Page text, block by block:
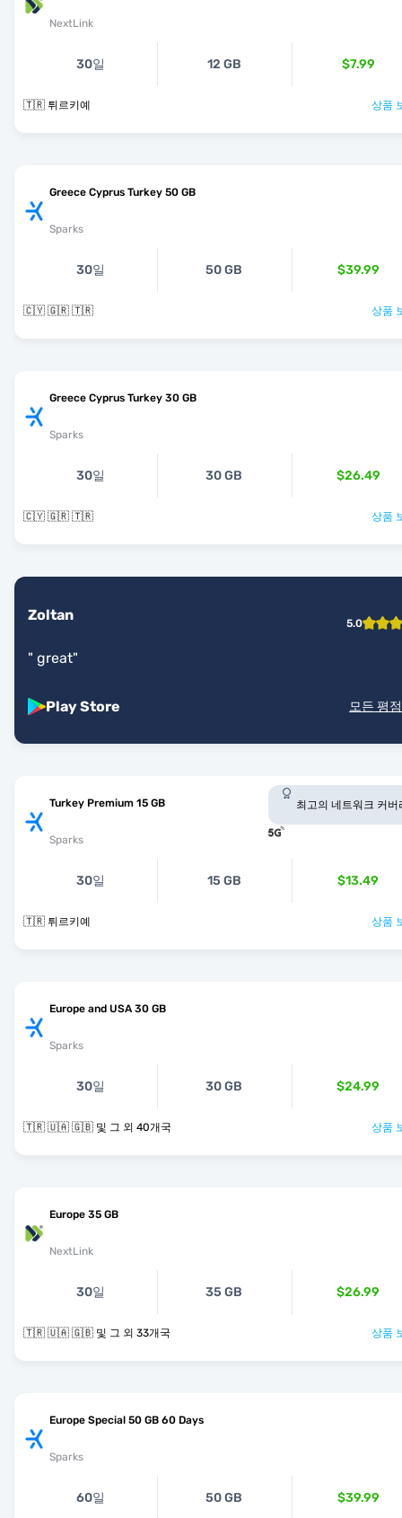
NextLink
30일 12 GB $7.99
🇹🇷 튀르키예 상품
Greece Cyprus Turkey 50 GB
Sparks
30일 50 GB $39.99
🇨🇾 🇬🇷 🇹🇷 상품
Greece Cyprus Turkey 30 GB
Sparks
30일 30 GB $26.49
🇨🇾 🇬🇷 🇹🇷 상품
Zoltan 5.0
" great"
Play Store 모든 평
Turkey Premium 15 GB
Sparks
최고의 네트워크 커버
30일 15 GB $13.49
🇹🇷 튀르키예 상품
Europe and USA 30 GB
Sparks
30일 30 GB $24.99
🇹🇷 🇺🇦 🇬🇧 및 그 외 40개국 상품
Europe 35 GB
NextLink
30일 35 GB $26.99
🇹🇷 🇺🇦 🇬🇧 및 그 외 33개국 상품
Europe Special 50 GB 60 Days
Sparks
60일 50 GB $39.99